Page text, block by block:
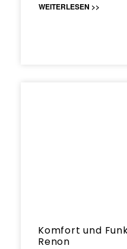
WEITERLESEN >>
Komfort und
Renon